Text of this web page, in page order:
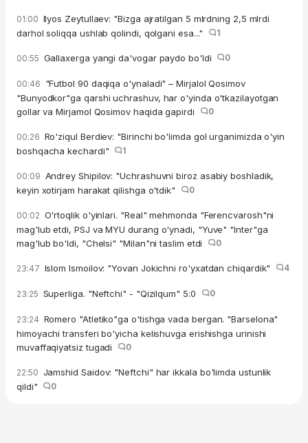
01:00 Ilyos Zeytullaev: "Bizga ajratilgan 5 mlrdning 2,5 mlrdi
darhol soliqqa ushlab qolindi, qolgani esa..."
1
00:55 Gallaxerga yangi da'vogar paydo bo'ldi 0
00:46 "Futbol 90 daqiqa o'ynaladi" – Mirjalol Qosimov
"Bunyodkor"ga qarshi uchrashuv, har o'yinda o'tkazilayotgan
gollar va Mirjamol Qosimov haqida gapirdi
0
00:26 Ro'ziqul Berdiev: "Birinchi bo'limda gol urganimizda o'yin
boshqacha kechardi"
1
00:09 Andrey Shipilov: "Uchrashuvni biroz asabiy boshladik,
keyin xotirjam harakat qilishga o'tdik"
0
00:02 O'rtoqlik o'yinlari. "Real" mehmonda "Ferencvarosh"ni
mag'lub etdi, PSJ va MYU durang o'ynadi, "Yuve" "Inter"ga
mag'lub bo'ldi, "Chelsi" "Milan"ni taslim etdi
0
23:47 Islom Ismoilov: "Yovan Jokichni ro'yxatdan chiqardik" 4
23:25 Superliga. "Neftchi" - "Qizilqum" 5:0 0
23:24 Romero "Atletiko"ga o'tishga vada bergan. "Barselona"
himoyachi transferi bo'yicha kelishuvga erishishga urinishi
muvaffaqiyatsiz tugadi
0
22:50 Jamshid Saidov: "Neftchi" har ikkala bo'limda ustunlik
qildi"
0